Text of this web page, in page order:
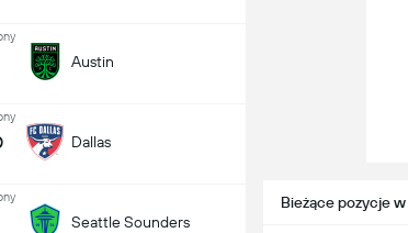
Austin
Dallas
Seattle Sounders
Bieżące pozycje